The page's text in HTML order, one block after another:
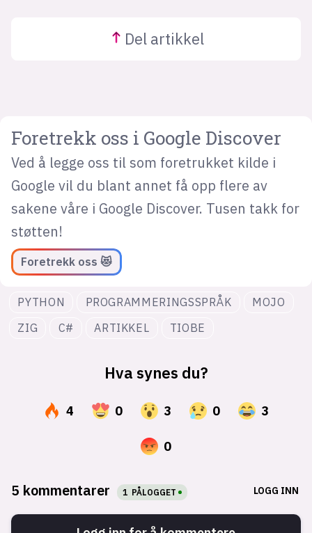
Del artikkel
Foretrekk oss i Google Discover
Ved å legge oss til som foretrukket kilde i
Google vil du blant annet få opp flere av
sakene våre i Google Discover. Tusen takk for
støtten!
Foretrekk oss 😻
PYTHON PROGRAMMERINGSSPRÅK
MOJO
ZIG
C# ARTIKKEL TIOBE